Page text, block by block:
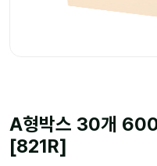
A형박스 30개
[821R]